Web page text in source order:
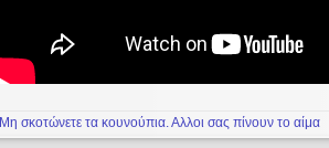
Μη σκοτώνετε τα κουνούπια. Αλλοι σας πίνουν το αίμα